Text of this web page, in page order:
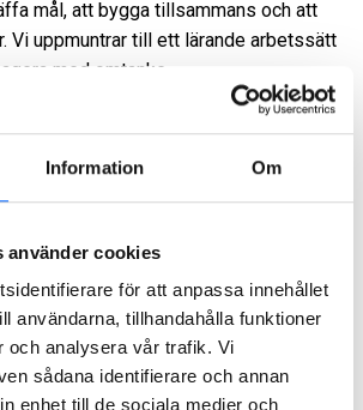
Information Om
använder cookies
för att anpassa innehållet
användarna, tillhandahålla funktioner
och analysera vår trafik. Vi
sådana identifierare och annan
enhet till de sociala medier och
mål, att bygga tillsammans och att
Vi uppmuntrar till ett lärande arbetssätt
med omtanke.
Voice –
för
medarbetare till att vara med och
arbetsplatsen. En viktig del är
NCC Employee Voice, där våra
att uttrycka sin åsikt och bidra till
NCC till en mer attraktiv arbetsplats.